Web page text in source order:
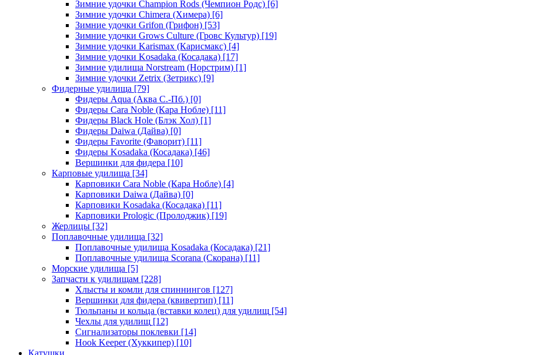
Зимние удочки Champion Rods (Чемпион Родс) [6]
Зимние удочки Chimera (Химера) [6]
Зимние удочки Grifon (Грифон) [53]
Зимние удочки Grows Culture (Гровс Культур) [19]
Зимние удочки Karismax (Карисмакс) [4]
Зимние удочки Kosadaka (Косадака) [17]
Зимние удилища Norstream (Норстрим) [1]
Зимние удочки Zetrix (Зетрикс) [9]
Фидерные удилища [79]
Фидеры Aqua (Аква С.-Пб.) [0]
Фидеры Cara Noble (Кара Нобле) [11]
Фидеры Black Hole (Блэк Хол) [1]
Фидеры Daiwa (Дайва) [0]
Фидеры Favorite (Фаворит) [11]
Фидеры Kosadaka (Косадака) [46]
Вершинки для фидера [10]
Карповые удилища [34]
Карповики Cara Noble (Кара Нобле) [4]
Карповики Daiwa (Дайва) [0]
Карповики Kosadaka (Косадака) [11]
Карповики Prologic (Пролоджик) [19]
Жерлицы [32]
Поплавочные удилища [32]
Поплавочные удилища Kosadaka (Косадака) [21]
Поплавочные удилища Scorana (Скорана) [11]
Морские удилища [5]
Запчасти к удилищам [228]
Хлысты и комли для спиннингов [127]
Вершинки для фидера (квивертип) [11]
Тюльпаны и кольца (вставки колец) для удилищ [54]
Чехлы для удилищ [12]
Сигнализаторы поклевки [14]
Hook Keeper (Хуккипер) [10]